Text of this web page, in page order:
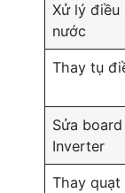
Xử lý điều
nước
Thay tụ
Sửa
Inverter
Thay quạt